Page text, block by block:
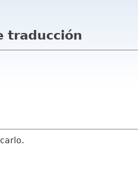
traducción